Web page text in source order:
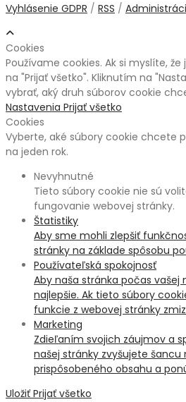
Vyhlásenie GDPR / RSS /
Cookies
Používame cookies. Ak si myslíte,
na "Prijať všetko". Kliknutím na
vybrať, aký druh súborov cookie
Nastavenia Prijať všetko
Cookies
Vyberte, aké súbory cookie chcete
na jeden rok.
Nevyhnutné
Tieto súbory cookie nie sú
fungovanie webovej stránky.
Štatistiky
Aby sme mohli zlepšiť
stránky na základe spôsobu
Používateľská spokojnosť
Aby naša stránka počas
najlepšie. Ak tieto súbory
funkcie z webovej stránky
Marketing
Zdieľaním svojich záujmov a
našej stránky zvyšujete šancu
prispôsobeného obsahu a
Uložiť Prijať všetko